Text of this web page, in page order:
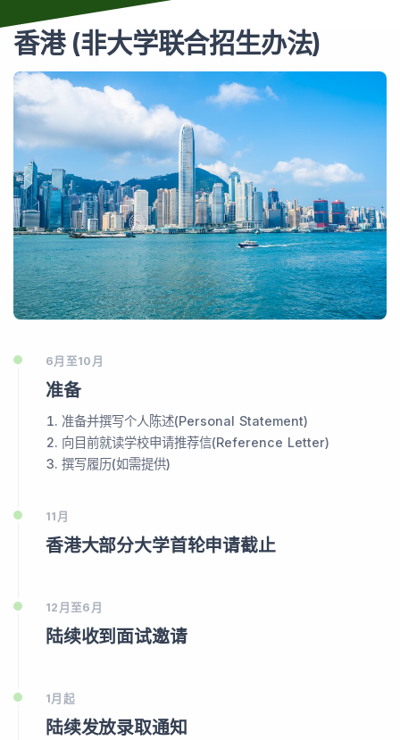
香港 (非大学联合招生办法)
6月至10月
准备
准备并撰写个人陈述(Personal Statement)
向目前就读学校申请推荐信(Reference Letter)
撰写履历(如需提供)
11月
香港大部分大学首轮申请截止
12月至6月
陆续收到面试邀请
1月起
陆续发放录取通知